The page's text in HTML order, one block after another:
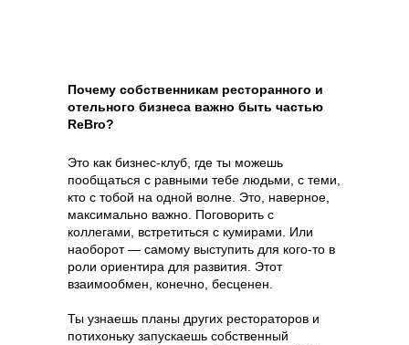
Почему собственникам ресторанного и
отельного бизнеса важно быть частью
ReBro?
Это как бизнес-клуб, где ты можешь
пообщаться с равными тебе людьми, с теми,
кто с тобой на одной волне. Это, наверное,
максимально важно. Поговорить с
коллегами, встретиться с кумирами. Или
наоборот — самому выступить для кого-то в
роли ориентира для развития. Этот
взаимообмен, конечно, бесценен.
Ты узнаешь планы других рестораторов и
потихоньку запускаешь собственный